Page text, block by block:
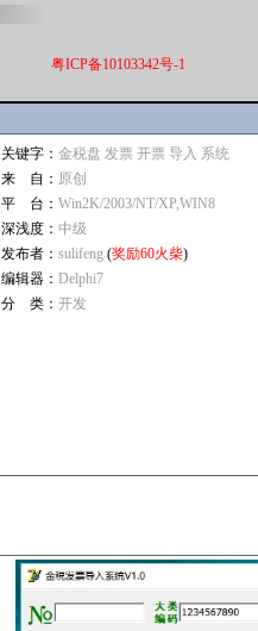
粤ICP备10103342号-1
关键字： 金税盘 发票 开票 导入 系统
来 自： 原创
平 台： Win2K/2003/NT/XP,WIN8
深浅度： 中级
发布者： sulifeng (奖励60火柴)
编辑器： Delphi7
分 类： 开发